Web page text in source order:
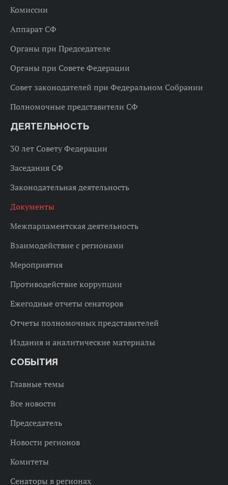
Комиссии
Аппарат СФ
Органы при Председателе
Органы при Совете Федерации
Совет законодателей при Федеральном Собрании
Полномочные представители СФ
ДЕЯТЕЛЬНОСТЬ
30 лет Совету Федерации
Заседания СФ
Законодательная деятельность
Документы
Межпарламентская деятельность
Взаимодействие с регионами
Мероприятия
Противодействие коррупции
Ежегодные отчеты сенаторов
Отчеты полномочных представителей
Издания и аналитические материалы
СОБЫТИЯ
Главные темы
Все новости
Председатель
Новости регионов
Комитеты
Сенаторы в регионах